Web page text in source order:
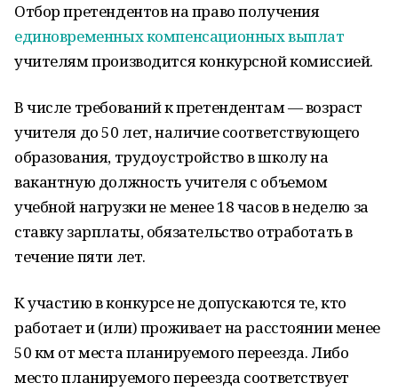
Отбор претендентов на право получения
единовременных компенсационных выплат
учителям производится конкурсной комиссией.
В числе требований к претендентам — возраст
учителя до 50 лет, наличие соответствующего
образования, трудоустройство в школу на
вакантную должность учителя с объемом
учебной нагрузки не менее 18 часов в неделю за
ставку зарплаты, обязательство отработать в
течение пяти лет.
К участию в конкурсе не допускаются те, кто
работает и (или) проживает на расстоянии менее
50 км от места планируемого переезда. Либо
место планируемого переезда соответствует